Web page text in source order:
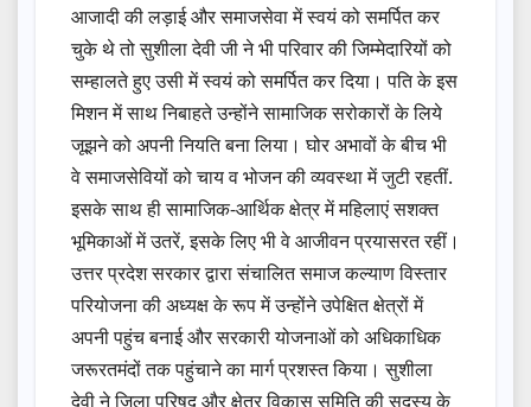
आजादी की लड़ाई और समाजसेवा में स्वयं को समर्पित कर
चुके थे तो सुशीला देवी जी ने भी परिवार की जिम्मेदारियों को
सम्हालते हुए उसी में स्वयं को समर्पित कर दिया। पति के इस
मिशन में साथ निबाहते उन्होंने सामाजिक सरोकारों के लिये
जूझने को अपनी नियति बना लिया। घोर अभावों के बीच भी
वे समाजसेवियों को चाय व भोजन की व्यवस्था में जुटी रहतीं.
इसके साथ ही सामाजिक-आर्थिक क्षेत्र में महिलाएं सशक्त
भूमिकाओं में उतरें, इसके लिए भी वे आजीवन प्रयासरत रहीं।
उत्तर प्रदेश सरकार द्वारा संचालित समाज कल्याण विस्तार
परियोजना की अध्यक्ष के रूप में उन्होंने उपेक्षित क्षेत्रों में
अपनी पहुंच बनाई और सरकारी योजनाओं को अधिकाधिक
जरूरतमंदों तक पहुंचाने का मार्ग प्रशस्त किया। सुशीला
देवी ने जिला परिषद और क्षेत्र विकास समिति की सदस्य के